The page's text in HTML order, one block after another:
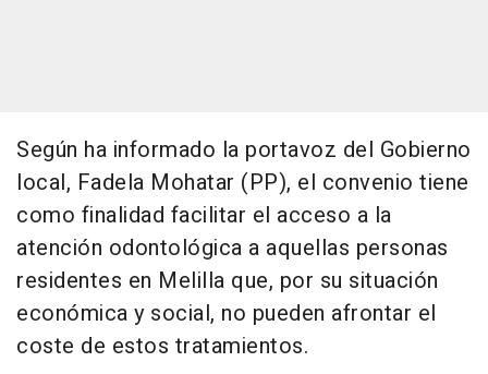
Según ha informado la portavoz del Gobierno
local, Fadela Mohatar (PP), el convenio tiene
como finalidad facilitar el acceso a la
atención odontológica a aquellas personas
residentes en Melilla que, por su situación
económica y social, no pueden afrontar el
coste de estos tratamientos.